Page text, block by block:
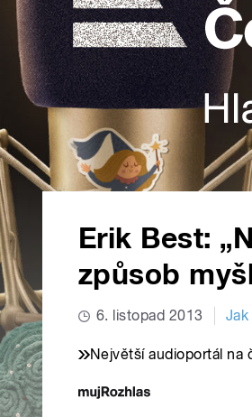
Erik Best:
způsob
6. listopad 2013 Jak
Největší audioportál na